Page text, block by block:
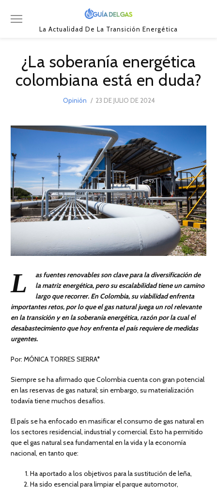
La Actualidad De La Transición Energética
¿La soberanía energética
colombiana está en duda?
Opinión
POSTED
23 DE JULIO DE 2024
L
as fuentes renovables son clave para la diversificación de
la matriz energética, pero su escalabilidad tiene un camino
largo que recorrer. En Colombia, su viabilidad enfrenta
importantes retos, por lo que el gas natural juega un rol relevante
en la transición y en la soberanía energética, razón por la cual el
desabastecimiento que hoy enfrenta el país requiere de medidas
urgentes.
Por: MÓNICA TORRES SIERRA*
Siempre se ha afirmado que Colombia cuenta con gran potencial
en las reservas de gas natural; sin embargo, su materialización
todavía tiene muchos desafíos.
El país se ha enfocado en masificar el consumo de gas natural en
los sectores residencial, industrial y comercial. Esto ha permitido
que el gas natural sea fundamental en la vida y la economía
nacional, en tanto que:
Ha aportado a los objetivos para la sustitución de leña,
Ha sido esencial para limpiar el parque automotor,